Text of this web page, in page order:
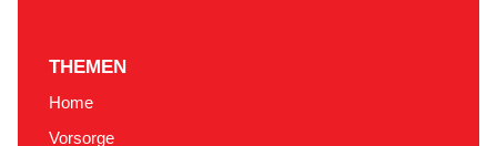
THEMEN
Home
Vorsorge